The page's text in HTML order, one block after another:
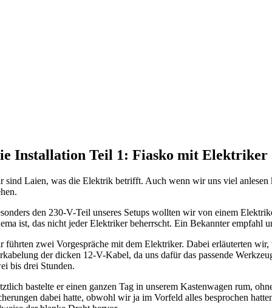
Installation Teil 1: Fiasko mit Elektriker
sind Laien, was die Elektrik betrifft. Auch wenn wir uns viel anlesen
den 230-V-Teil unseres Setups wollten wir von einem
ist, das nicht jeder Elektriker beherrscht. Ein Bekannter empfahl
führten zwei Vorgespräche mit dem Elektriker. Dabei erläuterten
der dicken 12-V-Kabel, da uns dafür das passende
bis drei Stunden.
bastelte er einen ganzen Tag in unserem Kastenwagen rum,
dabei hatte, obwohl wir ja im Vorfeld alles besprochen